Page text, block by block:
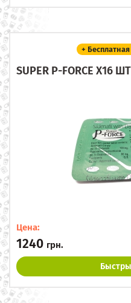
+
SUPER P-FORCE X16 ШТ
Цена:
1240 грн.